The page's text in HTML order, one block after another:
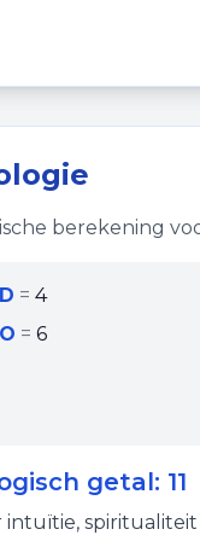
berekening
D = 4
O = 6
getal: 11
intuïtie, spiritualiteit